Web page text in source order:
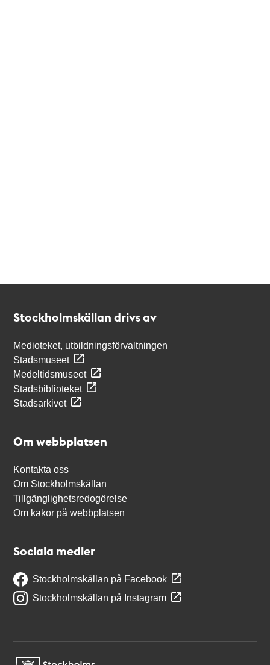
Stockholmskällan drivs av
Medioteket, utbildningsförvaltningen
Stadsmuseet
Medeltidsmuseet
Stadsbiblioteket
Stadsarkivet
Om webbplatsen
Kontakta oss
Om Stockholmskällan
Tillgänglighetsredogörelse
Om kakor på webbplatsen
Sociala medier
Stockholmskällan på Facebook
Stockholmskällan på Instagram